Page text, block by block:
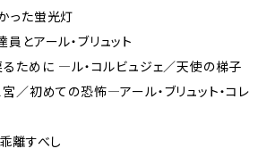
った蛍光灯
とアール・ブリュット
るために ―ル・コルビュジェ／天使の梯子
／初めての恐怖―アール・ブリュット・コレ
離すべし